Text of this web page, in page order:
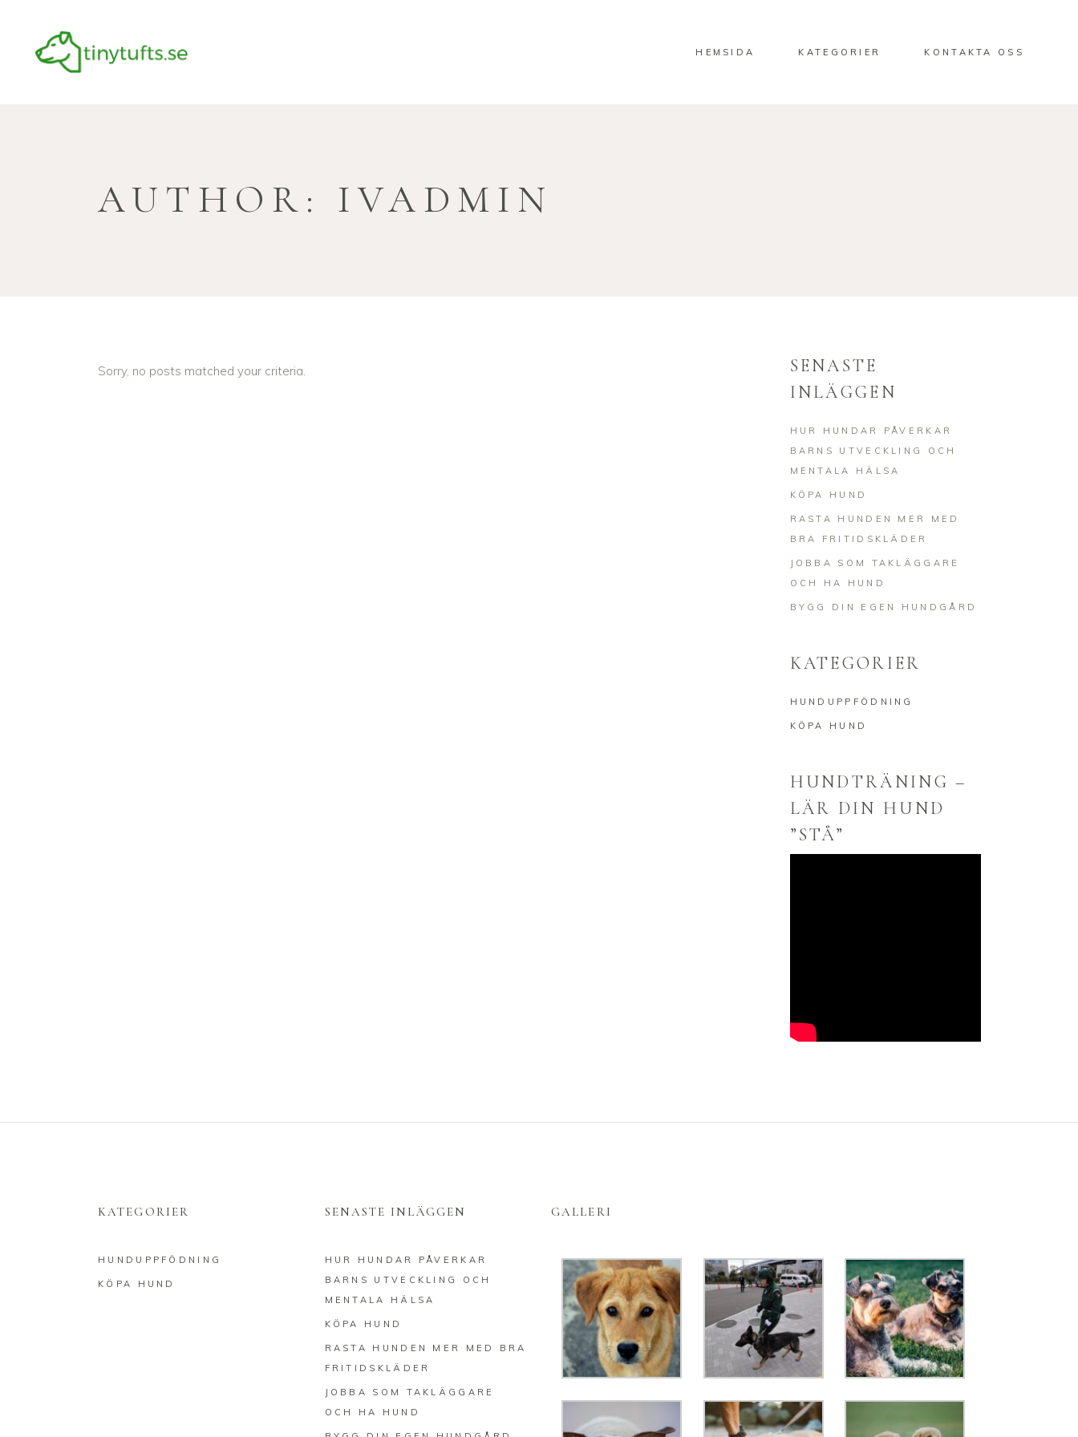
HEMSIDA KATEGORIER KONTAKTA OSS
AUTHOR: IVADMIN
Sorry, no posts matched your criteria.
SENASTE
INLÄGGEN
HUR HUNDAR PÅVERKAR
BARNS UTVECKLING OCH
MENTALA HÄLSA
KÖPA HUND
RASTA HUNDEN MER MED
BRA FRITIDSKLÄDER
JOBBA SOM TAKLÄGGARE
OCH HA HUND
BYGG DIN EGEN HUNDGÅRD
KATEGORIER
HUNDUPPFÖDNING
KÖPA HUND
HUNDTRÄNING –
LÄR DIN HUND
”STÅ”
KATEGORIER
HUNDUPPFÖDNING
KÖPA HUND
SENASTE INLÄGGEN
HUR HUNDAR PÅVERKAR
BARNS UTVECKLING OCH
MENTALA HÄLSA
KÖPA HUND
RASTA HUNDEN MER MED BRA
FRITIDSKLÄDER
JOBBA SOM TAKLÄGGARE
OCH HA HUND
GALLERI